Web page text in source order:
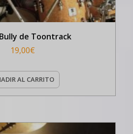
de Toontrack
19,00€
AL CARRITO